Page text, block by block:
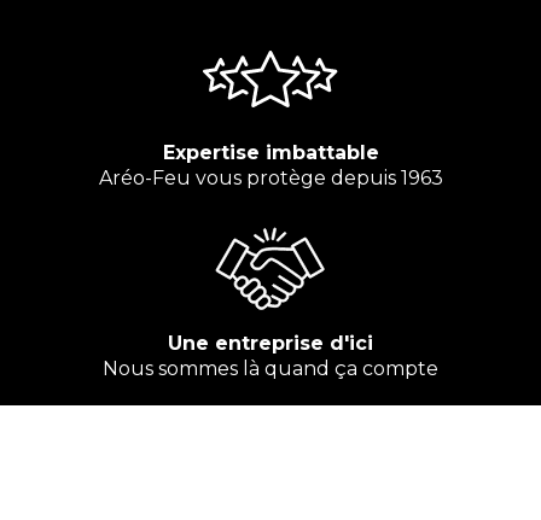
Expertise imbattable
Aréo-Feu vous protège depuis 1963
Une entreprise d'ici
Nous sommes là quand ça compte